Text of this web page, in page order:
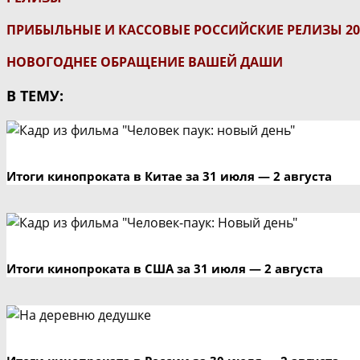
ПРИБЫЛЬНЫЕ И КАССОВЫЕ РОССИЙСКИЕ РЕЛИЗЫ
НОВОГОДНЕЕ ОБРАЩЕНИЕ ВАШЕЙ ДАШИ
В ТЕМУ:
Итоги кинопроката в Китае за 31 июля — 2 августа
Итоги кинопроката в США за 31 июля — 2 августа